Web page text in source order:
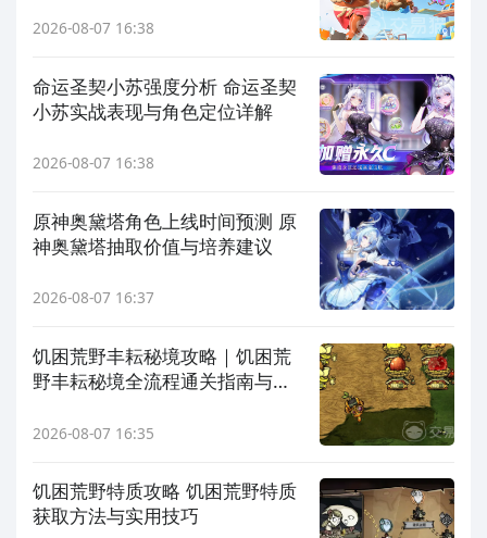
2026-08-07 16:38
命运圣契小苏强度分析 命运圣契
小苏实战表现与角色定位详解
2026-08-07 16:38
原神奥黛塔角色上线时间预测 原
神奥黛塔抽取价值与培养建议
2026-08-07 16:37
饥困荒野丰耘秘境攻略｜饥困荒
野丰耘秘境全流程通关指南与资
2026-08-07 16:35
饥困荒野特质攻略 饥困荒野特质
获取方法与实用技巧